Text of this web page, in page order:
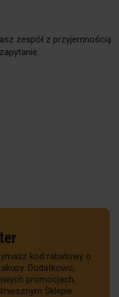
zespół z przyjemnością
kod rabatowy o
Dodatkowo,
promocjach,
Sklepie